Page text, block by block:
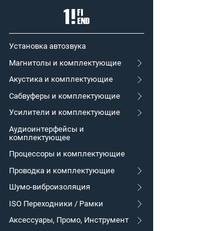
Установка автозвука
Магнитолы и комплектующие
Акустика и комплектующие
Сабвуферы и комплектующие
Усилители и комплектующие
Аудиоинтерфейсы и
комплектующее
Процессоры и комплектующие
Проводка и комплектующие
Шумо-виброизоляция
ISO Переходники / Рамки
Аксессуары, Промо, Инструмент